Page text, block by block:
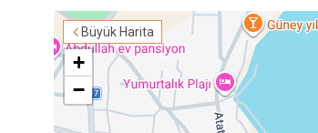
Aladağ
Ceyhan
Feke
Büyük Harita
+
−